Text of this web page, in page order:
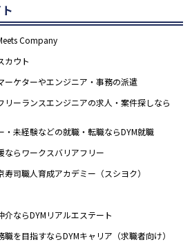
Company
カウト
ーケターやエンジニア・事務の派遣
リーランスエンジニアの求人・案件探しなら
未経験などの就職・転職ならDYM就職
ならワークスバリアフリー
司職人育成アカデミー（スシヨク）
ならDYMリアルエステート
を目指すならDYMキャリア（求職者向け）